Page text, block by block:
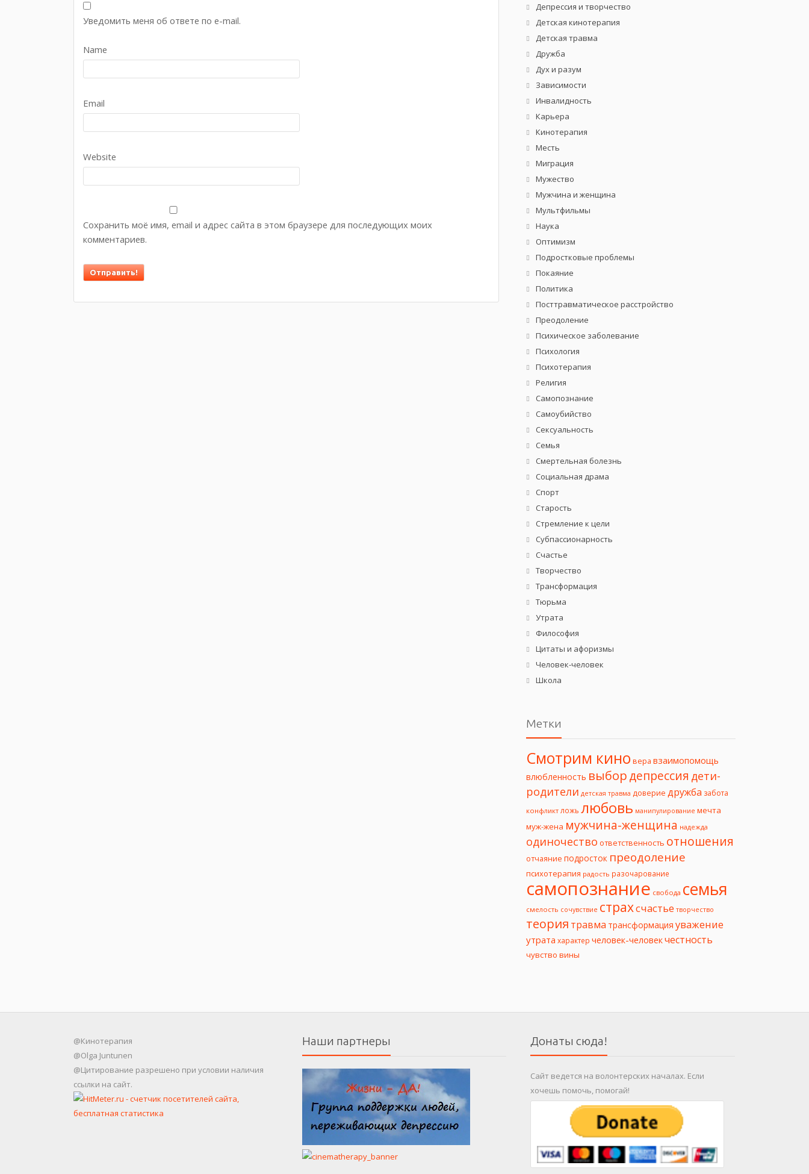
Уведомить меня об ответе по e-mail.
Name
Email
Website
Сохранить моё имя, email и адрес сайта в этом браузере для последующих моих
комментариев.
Депрессия и творчество
Детская кинотерапия
Детская травма
Дружба
Дух и разум
Зависимости
Инвалидность
Карьера
Кинотерапия
Месть
Миграция
Мужество
Мужчина и женщина
Мультфильмы
Наука
Оптимизм
Подростковые проблемы
Покаяние
Политика
Посттравматическое расстройство
Преодоление
Психическое заболевание
Психология
Психотерапия
Религия
Самопознание
Самоубийство
Сексуальность
Семья
Смертельная болезнь
Социальная драма
Спорт
Старость
Стремление к цели
Субпассионарность
Счастье
Творчество
Трансформация
Тюрьма
Утрата
Философия
Цитаты и афоризмы
Человек-человек
Школа
Метки
Смотрим кино вера взаимопомощь
влюбленность выбордепрессия дети-
родители детская травма доверие дружба забота
конфликт ложь любовь манипулирование мечта
муж-жена мужчина-женщина надежда
одиночество ответственность отношения
отчаяние подросток преодоление
психотерапия радость разочарование
самопознание свобода семья
смелость сочувствие страхсчастье творчество
теория травма трансформация уважение
утрата характер человек-человекчестность
чувство вины
@Кинотерапия
@Olga Juntunen
@Цитирование разрешено при условии наличия
ссылки на сайт.
Наши партнеры Донаты сюда!
Сайт ведется на волонтерских началах. Если
хочешь помочь, помогай!